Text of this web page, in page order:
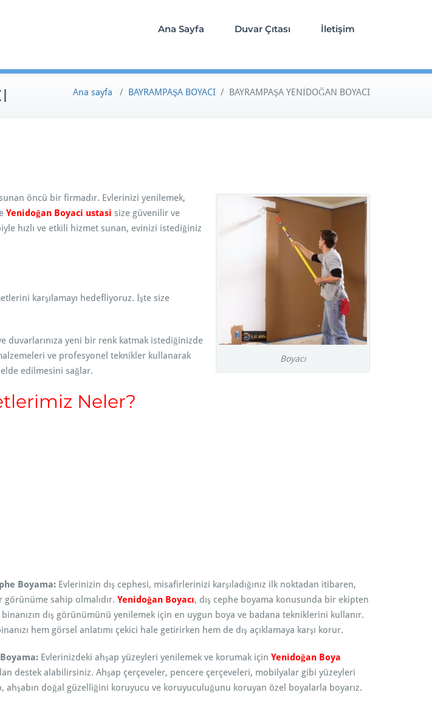
Ana Sayfa Duvar Çıtası İletişim
Ana sayfa / BAYRAMPAŞA BOYACI / BAYRAMPAŞA YENİDOĞAN BOYACI
Boyacı
öncü bir firmadır. Evlerinizi yenilemek,
Yenidoğan Boyaci ustasi size güvenilir ve
hızlı ve etkili hizmet sunan, evinizi istediğiniz
karşılamayı hedefliyoruz. İşte size
duvarlarınıza yeni bir renk katmak istediğinizde
ve profesyonel teknikler kullanarak
edilmesini sağlar.
Neler?
Boyama: Evlerinizin dış cephesi, misafirlerinizi karşıladığınız ilk noktadan itibaren,
görünüme sahip olmalıdır. Yenidoğan Boyacı, dış cephe boyama konusunda bir ekipten
dış görünümünü yenilemek için en uygun boya ve badana tekniklerini kullanır.
hem görsel anlatımı çekici hale getirirken hem de dış açıklamaya karşı korur.
Evlerinizdeki ahşap yüzeyleri yenilemek ve korumak için Yenidoğan Boya
destek alabilirsiniz. Ahşap çerçeveler, pencere çerçeveleri, mobilyalar gibi yüzeyleri
ahşabın doğal güzelliğini koruyucu ve koruyuculuğunu koruyan özel boyalarla boyarız.